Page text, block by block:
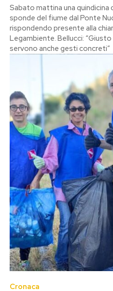
Sabato mattina una
sponde del fiume dal Ponte
rispondendo presente alla
Legambiente. Bellucci:
servono anche gesti concreti”
Cronaca